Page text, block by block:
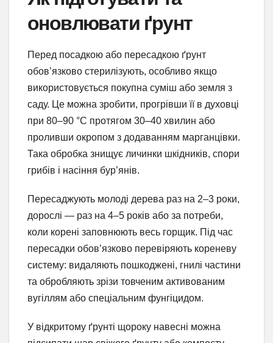
оновлювати ґрунт
Перед посадкою або пересадкою ґрунт
обов’язково стерилізують, особливо якщо
використовується покупна суміш або земля з
саду. Це можна зробити, прогрівши її в духовці
при 80–90 °C протягом 30–40 хвилин або
проливши окропом з додаванням марганцівки.
Така обробка знищує личинки шкідників, спори
грибів і насіння бур’янів.
Пересаджують молоді дерева раз на 2–3 роки,
дорослі — раз на 4–5 років або за потреби,
коли корені заповнюють весь горщик. Під час
пересадки обов’язково перевіряють кореневу
систему: видаляють пошкоджені, гнилі частини
та обробляють зрізи товченим активованим
вугіллям або спеціальним фунгіцидом.
У відкритому ґрунті щороку навесні можна